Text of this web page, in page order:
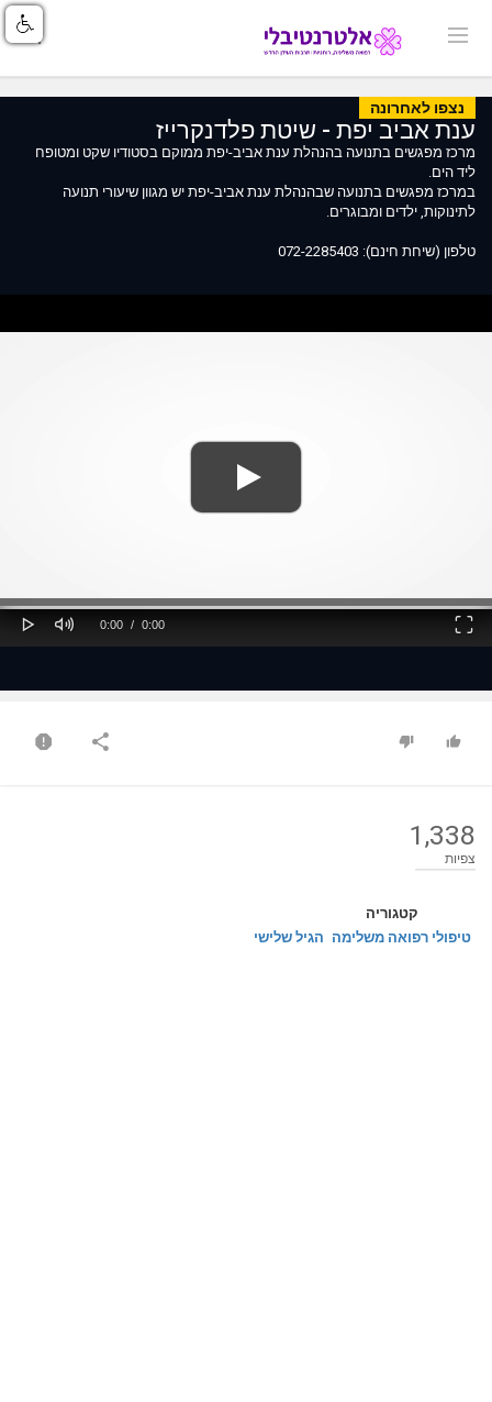
נצפו לאחרונה
ענת אביב יפת - שיטת פלדנקרייז
מרכז מפגשים בתנועה בהנהלת ענת אביב-יפת ממוקם בסטודיו שקט ומטופח
ליד הים.
במרכז מפגשים בתנועה שבהנהלת ענת אביב-יפת יש מגוון שיעורי תנועה
לתינוקות, ילדים ומבוגרים.
טלפון (שיחת חינם): 072-2285403
Play Mute
Current
0:00 /
Duration
0:00
Fullscreen
1,338
צפיות
קטגוריה
טיפולי רפואה משלימה הגיל שלישי